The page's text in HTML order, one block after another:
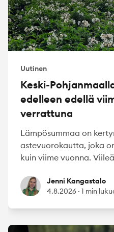
Uutinen
Keski-
edelleen edellä
verrattuna
Lämpösummaa on
astevuorokautta, joka
kuin viime vuonna.
Jenni Kangastalo
Jenni Kangastalo
4.8.2026 · 1 min